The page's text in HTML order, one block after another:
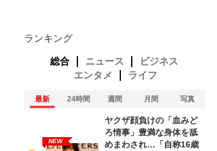
ランキング
総合 ニュース
ビジネス
エンタメ
ライフ
最新 24時間 週間 月間 写真
NEW
ヤクザ顔負けの「血みど
ろ情事」豊満な身体を舐
めまわされ…「自称16歳